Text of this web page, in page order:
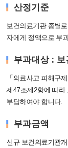
산정기준
보건의료기관 종별
자에게 정액으로 부
부과대상 :
「의료사고 피해구
제47조제2항에 따라
부담하여야 합니다.
부과금액
신규 보건의료기관